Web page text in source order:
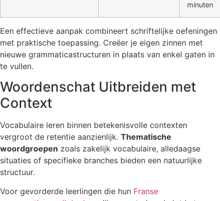
minuten
Een effectieve aanpak combineert schriftelijke oefeningen
met praktische toepassing. Creëer je eigen zinnen met
nieuwe grammaticastructuren in plaats van enkel gaten in
te vullen.
Woordenschat Uitbreiden met
Context
Vocabulaire leren binnen betekenisvolle contexten
vergroot de retentie aanzienlijk. Thematische
woordgroepen zoals zakelijk vocabulaire, alledaagse
situaties of specifieke branches bieden een natuurlijke
structuur.
Voor gevorderde leerlingen die hun Franse